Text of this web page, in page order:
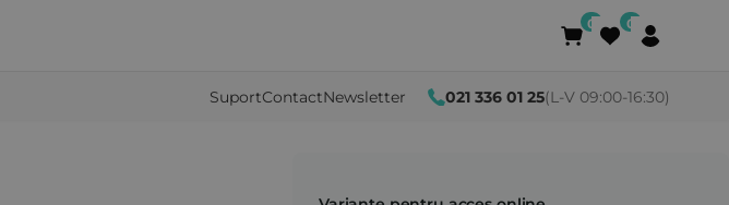
SuportContactNewsletter 021 336 01 25(L-V 09:00-16:30)